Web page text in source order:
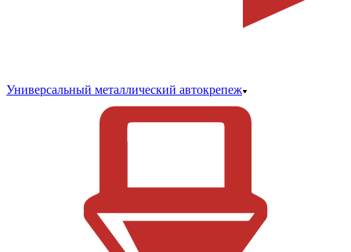
Универсальный металлический автокрепеж